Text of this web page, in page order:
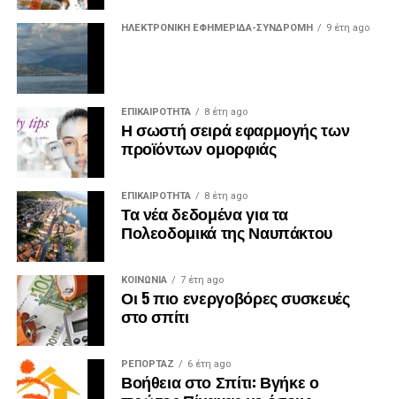
ΗΛΕΚΤΡΟΝΙΚΗ ΕΦΗΜΕΡΙΔΑ-ΣΥΝΔΡΟΜΗ 9 έτη ago
ΕΠΙΚΑΙΡΟΤΗΤΑ 8 έτη ago
Η σωστή σειρά εφαρμογής των
προϊόντων ομορφιάς
ΕΠΙΚΑΙΡΟΤΗΤΑ 8 έτη ago
Τα νέα δεδομένα για τα
Πολεοδομικά της Ναυπάκτου
ΚΟΙΝΩΝΙΑ 7 έτη ago
Οι 5 πιο ενεργοβόρες συσκευές
στο σπίτι
ΡΕΠΟΡΤΑΖ 6 έτη ago
Βοήθεια στο Σπίτι: Βγήκε ο